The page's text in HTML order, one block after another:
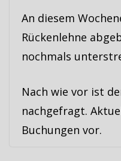
An diesem
Rückenlehne
nochmals
Nach wie vor ist
nachgefragt.
Buchungen vor.